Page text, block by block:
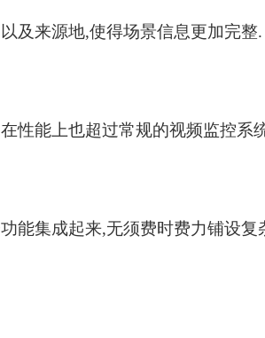
及来源地,使得场景信息更加完整.
在性能上也超过常规的视频监控系
能集成起来,无须费时费力铺设复